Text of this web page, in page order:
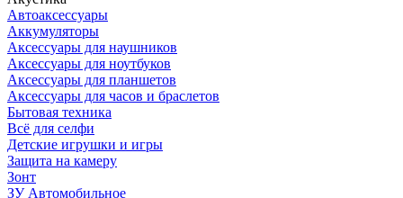
Автоаксессуары
Аккумуляторы
Аксессуары для наушников
Аксессуары для ноутбуков
Аксессуары для планшетов
Аксессуары для часов и браслетов
Бытовая техника
Всё для селфи
Детские игрушки и игры
Защита на камеру
Зонт
ЗУ Автомобильное